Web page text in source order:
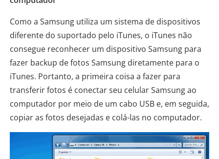
Como a Samsung utiliza um sistema de dispositivos
diferente do suportado pelo iTunes, o iTunes não
consegue reconhecer um dispositivo Samsung para
fazer backup de fotos Samsung diretamente para o
iTunes. Portanto, a primeira coisa a fazer para
transferir fotos é conectar seu celular Samsung ao
computador por meio de um cabo USB e, em seguida,
copiar as fotos desejadas e colá-las no computador.